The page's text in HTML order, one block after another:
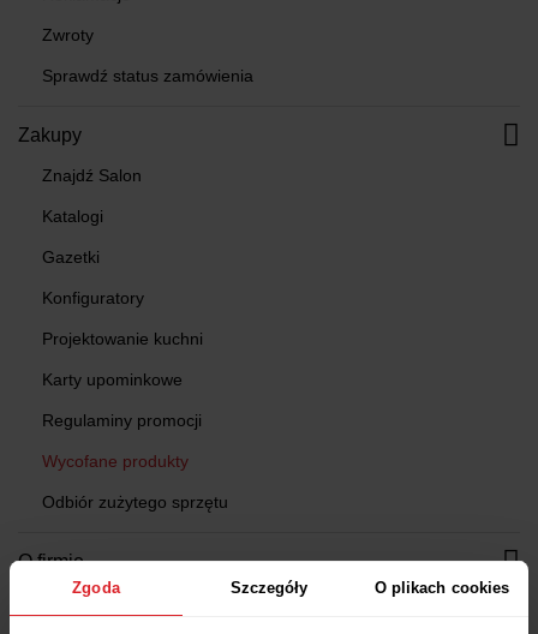
Zgoda Szczegóły O plikach cookies
Zwroty
Sprawdź status zamówienia
Zakupy
Znajdź Salon
Katalogi
Gazetki
Konfiguratory
Projektowanie kuchni
Karty upominkowe
Regulaminy promocji
Wycofane produkty
Odbiór zużytego sprzętu
O firmie
O nas